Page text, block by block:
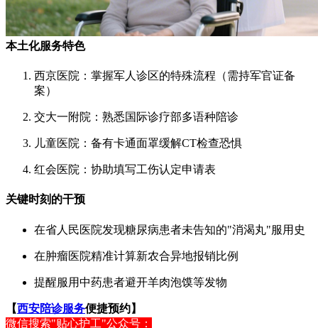
本土化服务特色
西京医院：掌握军人诊区的特殊流程（需持军官证备
案）
交大一附院：熟悉国际诊疗部多语种陪诊
儿童医院：备有卡通面罩缓解CT检查恐惧
红会医院：协助填写工伤认定申请表
关键时刻的干预
在省人民医院发现糖尿病患者未告知的"消渴丸"服用史
在肿瘤医院精准计算新农合异地报销比例
提醒服用中药患者避开羊肉泡馍等发物
【西安陪诊服务便捷预约】
微信搜索"贴心护工"公众号：